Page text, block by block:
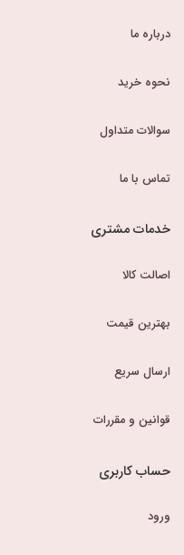
درباره ما
نحوه خرید
سوالات متداول
تماس با ما
خدمات مشتری
اصالت کالا
بهترین قیمت
ارسال سریع
قوانین و مقررات
حساب کاربری
ورود